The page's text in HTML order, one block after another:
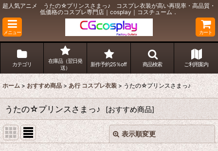
超人気アニメ うたの☆プリンスさまっ♪ コスプレ衣装が高い再現率・高品質・
低価格のコスプレ専門店｜cosplay｜コスチューム．
メニュー カート
カテゴリ
在庫品（翌日発
送）
新作予約25％off 商品検索 ご利用案内
ホーム > おすすめ商品 > あ行 コスプレ衣装 > うたの☆プリンスさまっ♪
うたの☆プリンスさまっ♪ [おすすめ商品]
表示順変更 閉じる